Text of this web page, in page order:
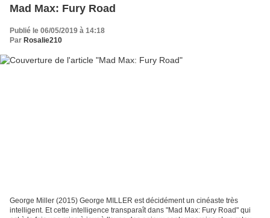
Mad Max: Fury Road
Publié le 06/05/2019 à 14:18
Par Rosalie210
George Miller (2015) George MILLER est décidément un cinéaste très
intelligent. Et cette intelligence transparaît dans "Mad Max: Fury Road" qui